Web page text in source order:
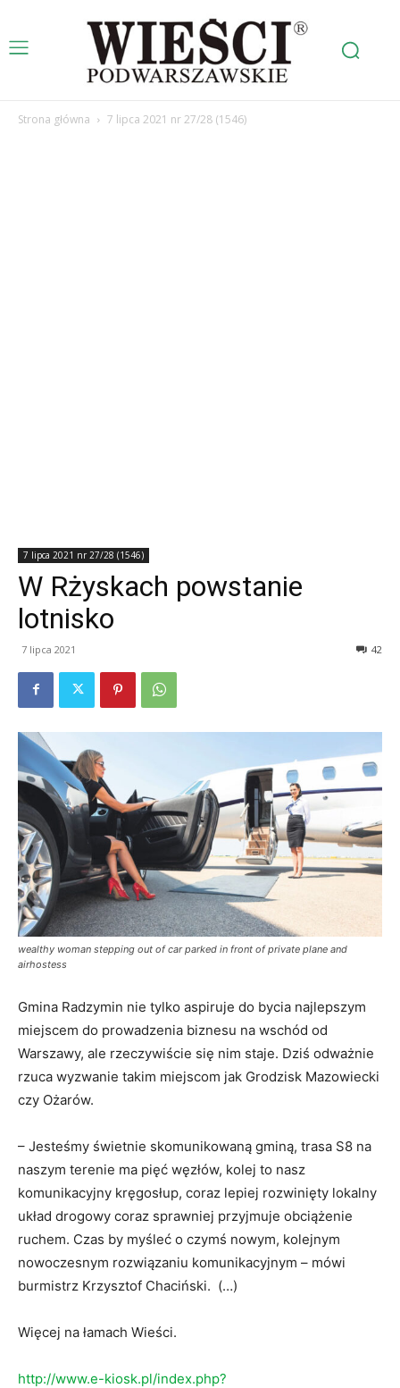
Strona główna 7 lipca 2021 nr 27/28 (1546)
7 lipca 2021 nr 27/28 (1546)
W Rżyskach powstanie
lotnisko
7 lipca 2021 42
wealthy woman stepping out of car parked in front of private plane and
airhostess
Gmina Radzymin nie tylko aspiruje do bycia najlepszym
miejscem do prowadzenia biznesu na wschód od
Warszawy, ale rzeczywiście się nim staje. Dziś odważnie
rzuca wyzwanie takim miejscom jak Grodzisk Mazowiecki
czy Ożarów.
– Jesteśmy świetnie skomunikowaną gminą, trasa S8 na
naszym terenie ma pięć węzłów, kolej to nasz
komunikacyjny kręgosłup, coraz lepiej rozwinięty lokalny
układ drogowy coraz sprawniej przyjmuje obciążenie
ruchem. Czas by myśleć o czymś nowym, kolejnym
nowoczesnym rozwiązaniu komunikacyjnym – mówi
burmistrz Krzysztof Chaciński. (…)
Więcej na łamach Wieści.
http://www.e-kiosk.pl/index.php?